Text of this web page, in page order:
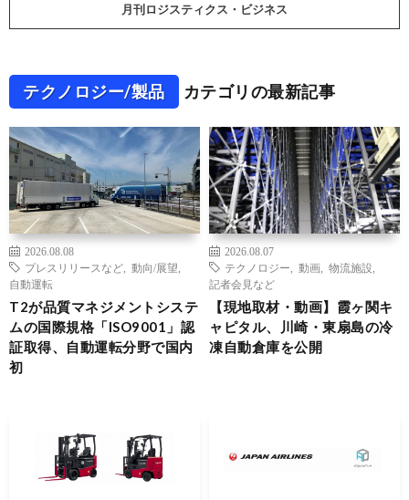
月刊ロジスティクス・ビジネス
テクノロジー/製品 カテゴリの最新記事
2026.08.08
プレスリリースなど
動向/展望
自動運転
T2が品質マネジメントシステ
ムの国際規格「ISO9001」認
証取得、自動運転分野で国内
初
2026.08.07
テクノロジー
動画 物流施設
記者会見など
【現地取材・動画】霞ヶ関キ
ャピタル、川崎・東扇島の冷
凍自動倉庫を公開